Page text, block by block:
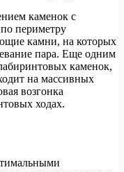
каменок с
периметру
камни, на которых
пара. Еще одним
каменок,
на массивных
возгонка
ходах.